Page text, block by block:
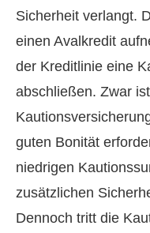
Sicherheit verlangt.
einen Avalkredit
der Kreditlinie eine
abschließen. Zwar
guten Bonität
niedrigen
zusätzlichen
Dennoch tritt die